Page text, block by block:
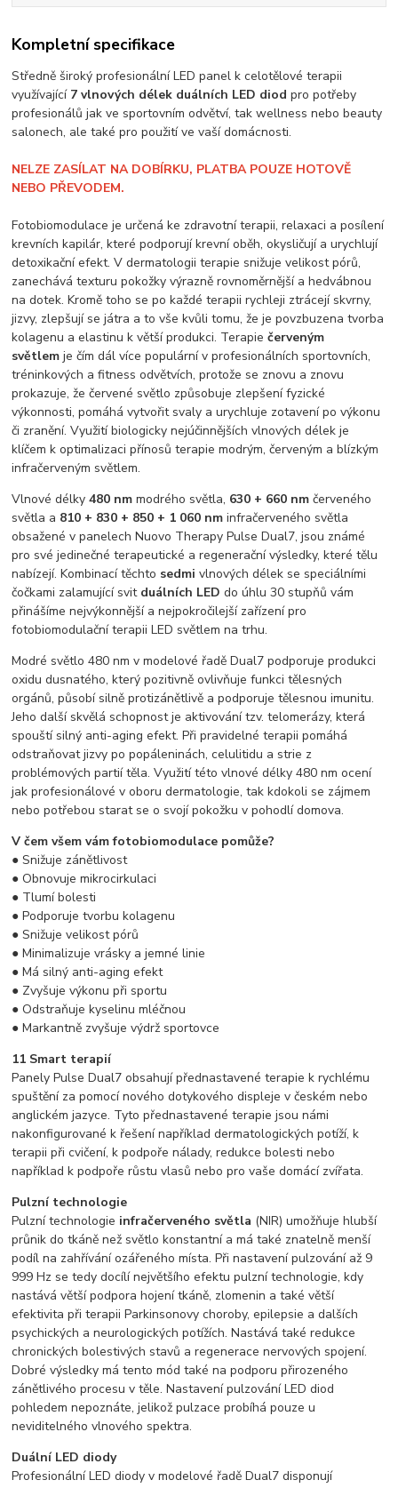
Kompletní specifikace
Středně široký profesionální LED panel k celotělové terapii
využívající 7 vlnových délek duálních LED diod pro potřeby
profesionálů jak ve sportovním odvětví, tak wellness nebo beauty
salonech, ale také pro použití ve vaší domácnosti.
NELZE ZASÍLAT NA DOBÍRKU, PLATBA POUZE HOTOVĚ
NEBO PŘEVODEM.
Fotobiomodulace je určená ke zdravotní terapii, relaxaci a posílení
krevních kapilár, které podporují krevní oběh, okysličují a urychlují
detoxikační efekt. V dermatologii terapie snižuje velikost pórů,
zanechává texturu pokožky výrazně rovnoměrnější a hedvábnou
na dotek. Kromě toho se po každé terapii rychleji ztrácejí skvrny,
jizvy, zlepšují se játra a to vše kvůli tomu, že je povzbuzena tvorba
kolagenu a elastinu k větší produkci. Terapiečerveným
světlem je čím dál více populární v profesionálních sportovních,
tréninkových a fitness odvětvích, protože se znovu a znovu
prokazuje, že červené světlo způsobuje zlepšení fyzické
výkonnosti, pomáhá vytvořit svaly a urychluje zotavení po výkonu
či zranění. Využití biologicky nejúčinnějších vlnových délek je
klíčem k optimalizaci přínosů terapie modrým, červeným a blízkým
infračerveným světlem.
Vlnové délky480 nm modrého světla, 630 + 660 nm červeného
světla a 810 + 830 + 850 + 1 060 nm infračerveného světla
obsažené v panelech Nuovo Therapy Pulse Dual7, jsou známé
pro své jedinečné terapeutické a regenerační výsledky, které tělu
nabízejí. Kombinací těchto sedmi vlnových délek se speciálními
čočkami zalamující svit duálních LED do úhlu 30 stupňů vám
přinášíme nejvýkonnější a nejpokročilejší zařízení pro
fotobiomodulační terapii LED světlem na trhu.
Modré světlo 480 nm v modelové řadě Dual7 podporuje produkci
oxidu dusnatého, který pozitivně ovlivňuje funkci tělesných
orgánů, působí silně protizánětlivě a podporuje tělesnou imunitu.
Jeho další skvělá schopnost je aktivování tzv. telomerázy, která
spouští silný anti-aging efekt. Při pravidelné terapii pomáhá
odstraňovat jizvy po popáleninách, celulitidu a strie z
problémových partií těla. Využití této vlnové délky 480 nm ocení
jak profesionálové v oboru dermatologie, tak kdokoli se zájmem
nebo potřebou starat se o svojí pokožku v pohodlí domova.
V čem všem vám fotobiomodulace pomůže?
● Snižuje zánětlivost
● Obnovuje mikrocirkulaci
● Tlumí bolesti
● Podporuje tvorbu kolagenu
● Snižuje velikost pórů
● Minimalizuje vrásky a jemné linie
● Má silný anti-aging efekt
● Zvyšuje výkonu při sportu
● Odstraňuje kyselinu mléčnou
● Markantně zvyšuje výdrž sportovce
11 Smart terapií
Panely Pulse Dual7 obsahují přednastavené terapie k rychlému
spuštění za pomocí nového dotykového displeje v českém nebo
anglickém jazyce. Tyto přednastavené terapie jsou námi
nakonfigurované k řešení například dermatologických potíží, k
terapii při cvičení, k podpoře nálady, redukce bolesti nebo
například k podpoře růstu vlasů nebo pro vaše domácí zvířata.
Pulzní technologie
Pulzní technologie infračerveného světla (NIR) umožňuje hlubší
průnik do tkáně než světlo konstantní a má také znatelně menší
podíl na zahřívání ozářeného místa. Při nastavení pulzování až 9
999 Hz se tedy docílí největšího efektu pulzní technologie, kdy
nastává větší podpora hojení tkáně, zlomenin a také větší
efektivita při terapii Parkinsonovy choroby, epilepsie a dalších
psychických a neurologických potížích. Nastává také redukce
chronických bolestivých stavů a regenerace nervových spojení.
Dobré výsledky má tento mód také na podporu přirozeného
zánětlivého procesu v těle. Nastavení pulzování LED diod
pohledem nepoznáte, jelikož pulzace probíhá pouze u
neviditelného vlnového spektra.
Duální LED diody
Profesionální LED diody v modelové řadě Dual7 disponují